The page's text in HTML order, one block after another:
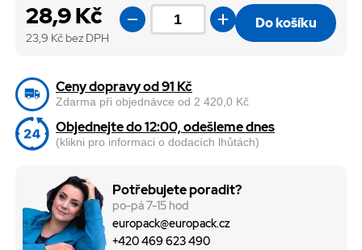
28,9 Kč
23,9 Kč bez DPH
Do košíku
Ceny dopravy od 91 Kč
Zdarma při objednávce od 2 420,0 Kč
Objednejte do 12:00, odešleme dnes
(klikni pro informaci o dodacích lhůtách)
Potřebujete poradit?
po-pá 7-15 hod
europack@europack.cz
+420 469 623 490